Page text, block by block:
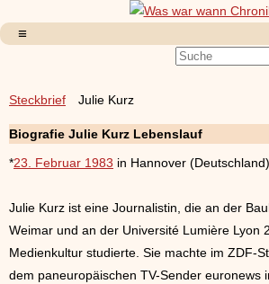
Steckbrief Julie Kurz
Biografie Julie Kurz Lebenslauf
*23. Februar 1983 in Hannover (Deutschland)
Julie Kurz ist eine Journalistin, die an der
Weimar und an der Université Lumière Lyon
Medienkultur studierte. Sie machte im ZDF-
dem paneuropäischen TV-Sender euronews